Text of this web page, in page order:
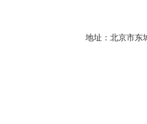
地址：北京市东